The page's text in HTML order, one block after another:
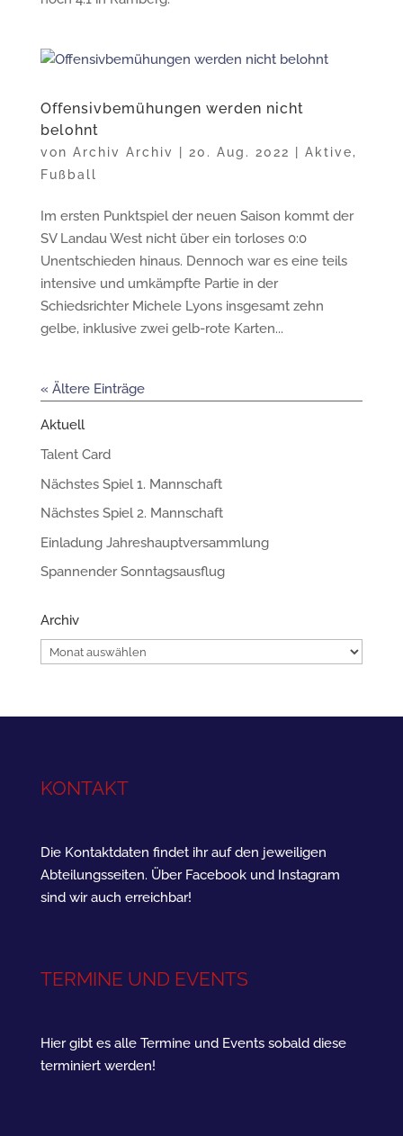
Offensivbemühungen werden nicht
belohnt
von Archiv Archiv 20. Aug. 2022 Aktive,
Fußball
Im ersten Punktspiel der neuen Saison kommt der
SV Landau West nicht über ein torloses 0:0
Unentschieden hinaus. Dennoch war es eine teils
intensive und umkämpfte Partie in der
Schiedsrichter Michele Lyons insgesamt zehn
gelbe, inklusive zwei gelb-rote Karten...
« Ältere Einträge
Aktuell
Talent Card
Nächstes Spiel 1. Mannschaft
Nächstes Spiel 2. Mannschaft
Einladung Jahreshauptversammlung
Spannender Sonntagsausflug
Archiv
Archiv
KONTAKT
Die Kontaktdaten findet ihr auf den jeweiligen
Abteilungsseiten. Über Facebook und Instagram
sind wir auch erreichbar!
TERMINE UND EVENTS
Hier gibt es alle Termine und Events sobald diese
terminiert werden!